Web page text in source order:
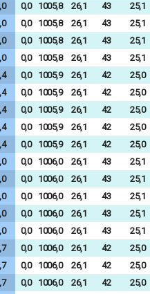
0,0 1005,8 26,1 43
25,1
0,0 1005,8 26,1 43
25,1
0,0 1005,8 26,1 43
25,1
0,0 1005,8 26,1 43
25,1
0,0 1005,9 26,1 42
25,0
0,0 1005,9 26,1 42
25,0
0,0 1005,9 26,1 42
25,0
0,0 1005,9 26,1 42
25,0
0,0 1005,9 26,1 42
25,0
0,0 1006,0 26,1 43
25,1
0,0 1006,0 26,1 43
25,1
0,0 1006,0 26,1 43
25,1
0,0 1006,0 26,1 43
25,1
0,0 1006,0 26,1 43
25,1
0,0 1006,0 26,1 42
25,0
0,0 1006,0 26,1 42
25,0
0,0 1006,0 26,1 42
25,0